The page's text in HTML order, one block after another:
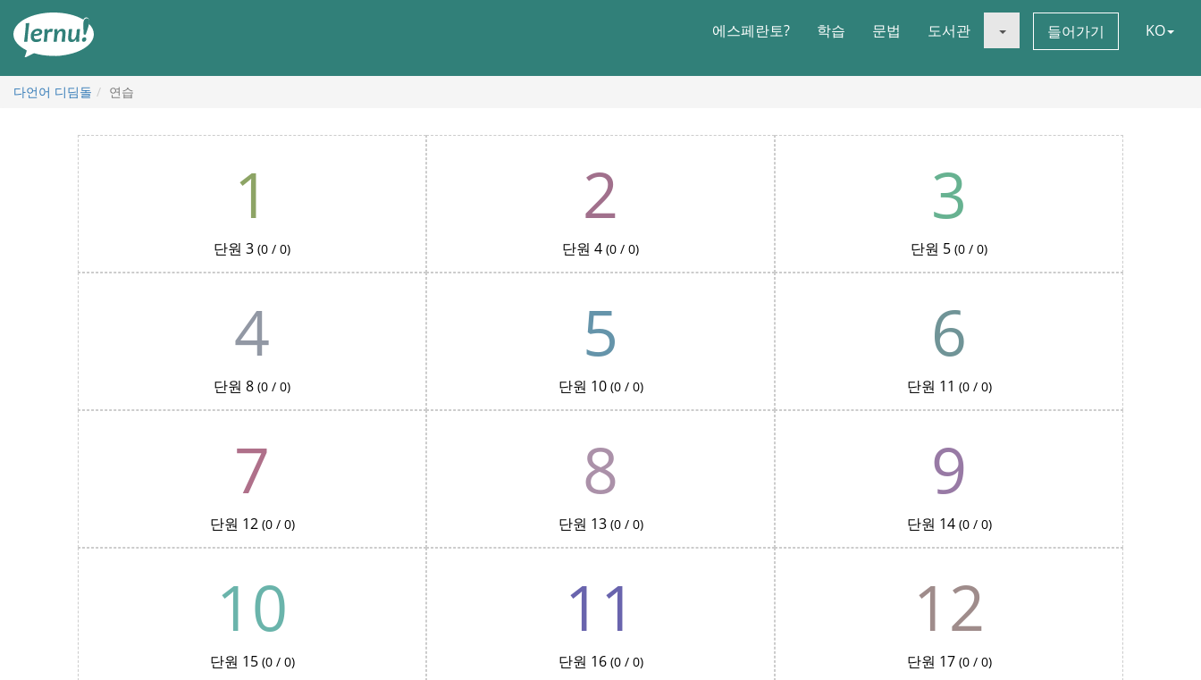
에스페란토? 학습 문법 도서관 들어가기 KO
다언어 디딤돌 연습
1
단원 3 (0 / 0)
2
단원 4 (0 / 0)
3
단원 5 (0 / 0)
4
단원 8 (0 / 0)
5
단원 10 (0 / 0)
6
단원 11 (0 / 0)
7
단원 12 (0 / 0)
8
단원 13 (0 / 0)
9
단원 14 (0 / 0)
10
단원 15 (0 / 0)
11
단원 16 (0 / 0)
12
단원 17 (0 / 0)